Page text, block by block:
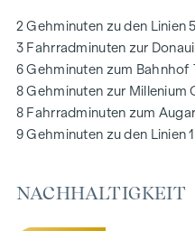
Photovoltaikanlage am
Digitale
schwarzes Brett über
Smarte Hausverwaltungs-
HIGHLIGHTS
Gärten, Balkone, Loggien,
2 Gehminuten zu den Linien
3 Fahrradminuten zur
6 Gehminuten zum Bahnhof
8 Gehminuten zur Millenium
8 Fahrradminuten zum
9 Gehminuten zu den Linien
NACHHALTIGKEIT